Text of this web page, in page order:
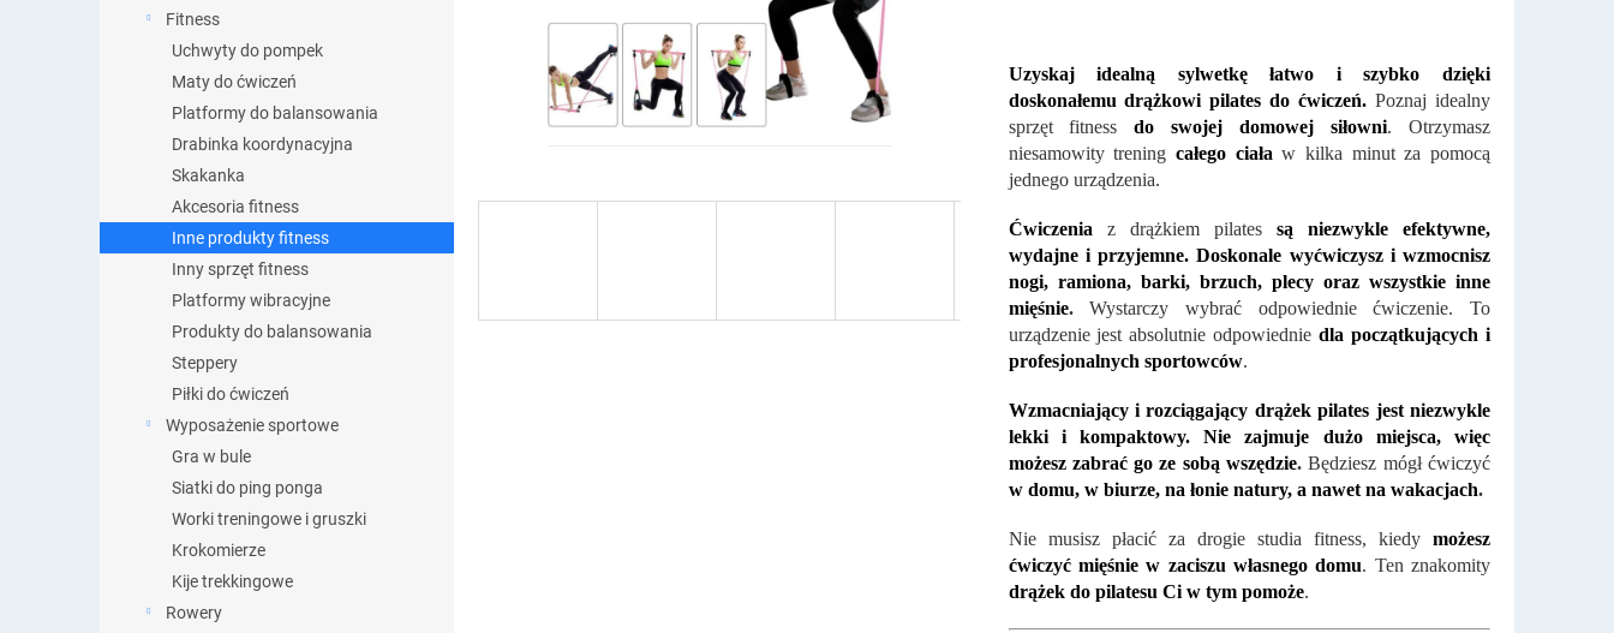
Fitness
Uchwyty do pompek
Maty do ćwiczeń
Platformy do balansowania
Drabinka koordynacyjna
Skakanka
Akcesoria fitness
Inne produkty fitness
Inny sprzęt fitness
Platformy wibracyjne
Produkty do balansowania
Steppery
Piłki do ćwiczeń
Wyposażenie sportowe
Gra w bule
Siatki do ping ponga
Worki treningowe i gruszki
Krokomierze
Kije trekkingowe
Rowery
Uzyskaj idealną sylwetkę łatwo i szybko dzięki
doskonałemu drążkowi pilates do ćwiczeń. Poznaj idealny
sprzęt fitnessdo swojej domowej siłowni. Otrzymasz
niesamowity trening całego ciaław kilka minut za pomocą
jednego urządzenia.
Ćwiczenia z drążkiem pilates są niezwykle efektywne,
wydajne i przyjemne. Doskonale wyćwiczysz i wzmocnisz
nogi, ramiona, barki, brzuch, plecy oraz wszystkie inne
mięśnie.Wystarczy wybrać odpowiednie ćwiczenie. To
urządzenie jest absolutnie odpowiedniedla początkujących i
profesjonalnych sportowców.
Wzmacniający i rozciągający drążek pilates jest niezwykle
lekki i kompaktowy. Nie zajmuje dużo miejsca, więc
możesz zabrać go ze sobą wszędzie. Będziesz mógł ćwiczyć
w domu, w biurze, na łonie natury, a nawet na wakacjach.
Nie musisz płacić za drogie studia fitness, kiedy możesz
ćwiczyć mięśnie w zaciszu własnego domu. Ten znakomity
drążek do pilatesu Ci w tym pomoże.